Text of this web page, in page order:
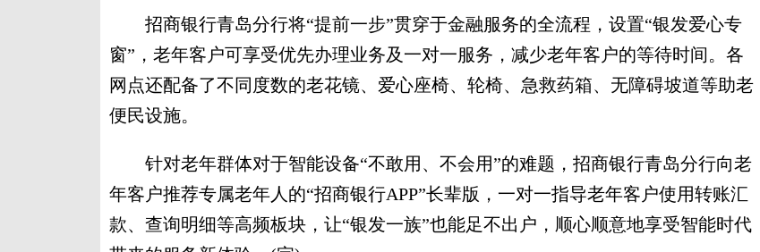
招商银行青岛分行将“提前一步”贯穿于金融服务的全流程，设置“银发爱心专
窗”，老年客户可享受优先办理业务及一对一服务，减少老年客户的等待时间。各
网点还配备了不同度数的老花镜、爱心座椅、轮椅、急救药箱、无障碍坡道等助老
便民设施。
针对老年群体对于智能设备“不敢用、不会用”的难题，招商银行青岛分行向老
年客户推荐专属老年人的“招商银行APP”长辈版，一对一指导老年客户使用转账汇
款、查询明细等高频板块，让“银发一族”也能足不出户，顺心顺意地享受智能时代